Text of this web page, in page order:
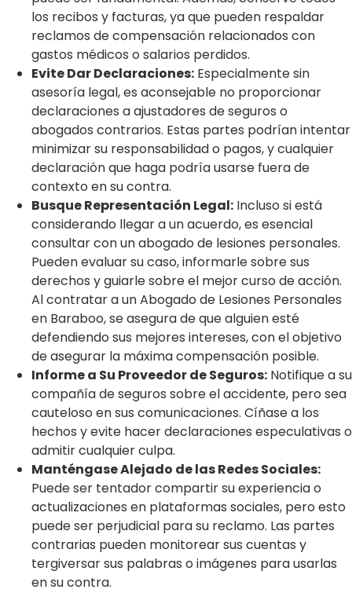
los recibos y facturas, ya que pueden respaldar
reclamos de compensación relacionados con
gastos médicos o salarios perdidos.
Evite Dar Declaraciones: Especialmente sin
asesoría legal, es aconsejable no proporcionar
declaraciones a ajustadores de seguros o
abogados contrarios. Estas partes podrían intentar
minimizar su responsabilidad o pagos, y cualquier
declaración que haga podría usarse fuera de
contexto en su contra.
Busque Representación Legal: Incluso si está
considerando llegar a un acuerdo, es esencial
consultar con un abogado de lesiones personales.
Pueden evaluar su caso, informarle sobre sus
derechos y guiarle sobre el mejor curso de acción.
Al contratar a un Abogado de Lesiones Personales
en Baraboo, se asegura de que alguien esté
defendiendo sus mejores intereses, con el objetivo
de asegurar la máxima compensación posible.
Informe a Su Proveedor de Seguros: Notifique a su
compañía de seguros sobre el accidente, pero sea
cauteloso en sus comunicaciones. Cíñase a los
hechos y evite hacer declaraciones especulativas o
admitir cualquier culpa.
Manténgase Alejado de las Redes Sociales:
Puede ser tentador compartir su experiencia o
actualizaciones en plataformas sociales, pero esto
puede ser perjudicial para su reclamo. Las partes
contrarias pueden monitorear sus cuentas y
tergiversar sus palabras o imágenes para usarlas
en su contra.